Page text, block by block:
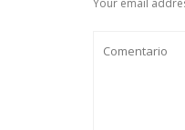
Your email